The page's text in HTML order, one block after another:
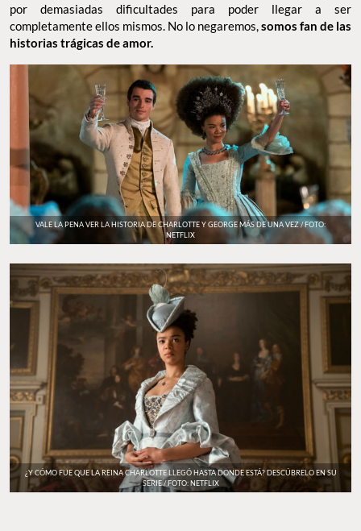
por demasiadas dificultades para poder llegar a ser
completamente ellos mismos. No lo negaremos,somos fan de las
historias trágicas de amor.
VALE LA PENA VER LA HISTORIA DE CHARLOTTE Y GEORGE MÁS DE UNA VEZ / FOTO:
NETFLIX
¿Y CÓMO FUE QUE LA REINA CHARLOTTE LLEGÓ HASTA DONDE ESTÁ? DESCÚBRELO EN SU
SERIE / FOTO: NETFLIX